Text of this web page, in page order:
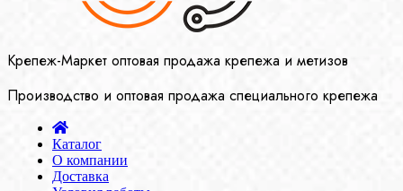
Крепеж-Маркет оптовая продажа крепежа и метизов
Производство и оптовая продажа специального крепежа
Каталог
О компании
Доставка